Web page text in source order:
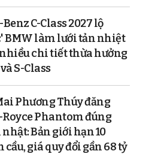
C-Class 2027 lộ
BMW làm lưới tản nhiệt
chi tiết thừa hưởng
S-Class
Phương Thúy đăng
Phantom đúng
Bản giới hạn 10
cầu, giá quy đổi gần 68 tỷ